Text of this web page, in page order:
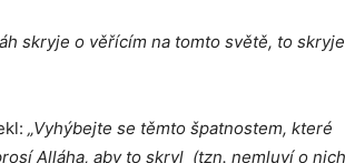
skryje o věřícím na tomto světě, to
„Vyhýbejte se těmto špatnostem, které
Alláha, aby to skryl (tzn. nemluví o